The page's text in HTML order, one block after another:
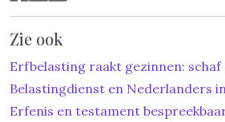
Zie ook
Erfbelasting raakt gezinnen:
Belastingdienst en Nederlanders
Erfenis en testament